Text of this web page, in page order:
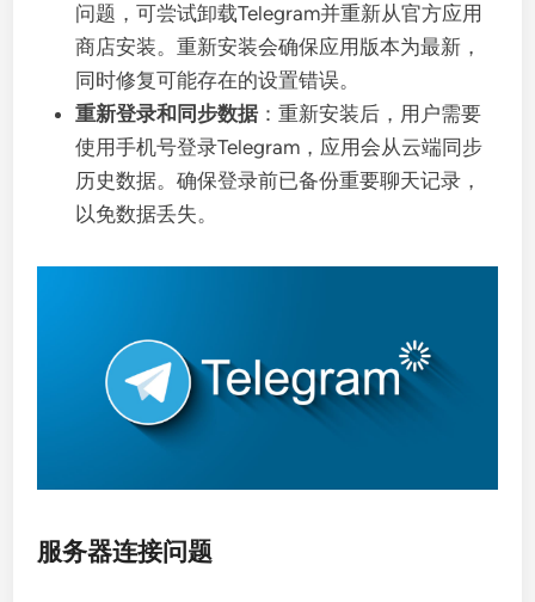
问题，可尝试卸载Telegram并重新从官方应用
商店安装。重新安装会确保应用版本为最新，
同时修复可能存在的设置错误。
重新登录和同步数据 ：重新安装后，用户需要
使用手机号登录Telegram，应用会从云端同步
历史数据。确保登录前已备份重要聊天记录，
以免数据丢失。
服务器连接问题